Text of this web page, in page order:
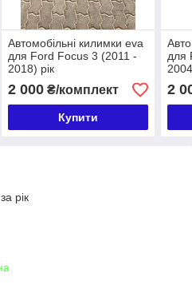
Автомобільні килимки eva
для Ford Focus 3 (2011 -
2018) рік
2 000₴/комплект
Купити
для
2
рік